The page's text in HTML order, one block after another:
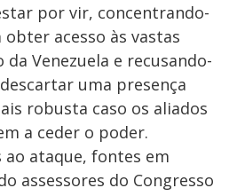
por vir, concentrando-
obter acesso às vastas
Venezuela e recusando-
uma presença
robusta caso os aliados
a ceder o poder.
ao ataque, fontes em
assessores do Congresso